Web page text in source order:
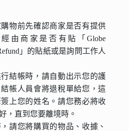
物前先確認商家是否有提供
由商家是否有貼「Globe
」的貼紙或是詢問工作人
結帳時，請自動出示您的護
帳人員會將退稅單給您，這
上您的姓名。請您務必將收
，直到您要離境時。
請您將購買的物品、收據、